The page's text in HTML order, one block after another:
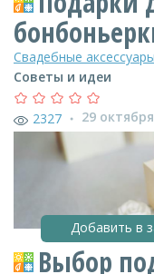
Свадебные
Советы и идеи
2327 ● 29
Добавить в
Выбор